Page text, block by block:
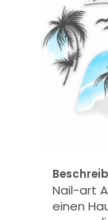
Nail-art
einen